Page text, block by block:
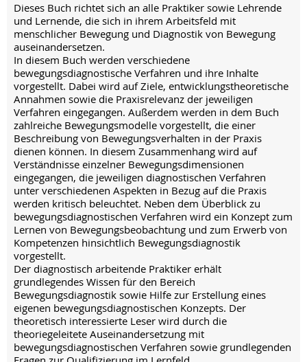
Dieses Buch richtet sich an alle Praktiker sowie Lehrende
und Lernende, die sich in ihrem Arbeitsfeld mit
menschlicher Bewegung und Diagnostik von Bewegung
auseinandersetzen.
In diesem Buch werden verschiedene
bewegungsdiagnostische Verfahren und ihre Inhalte
vorgestellt. Dabei wird auf Ziele, entwicklungstheoretische
Annahmen sowie die Praxisrelevanz der jeweiligen
Verfahren eingegangen. Außerdem werden in dem Buch
zahlreiche Bewegungsmodelle vorgestellt, die einer
Beschreibung von Bewegungsverhalten in der Praxis
dienen können. In diesem Zusammenhang wird auf
Verständnisse einzelner Bewegungsdimensionen
eingegangen, die jeweiligen diagnostischen Verfahren
unter verschiedenen Aspekten in Bezug auf die Praxis
werden kritisch beleuchtet. Neben dem Überblick zu
bewegungsdiagnostischen Verfahren wird ein Konzept zum
Lernen von Bewegungsbeobachtung und zum Erwerb von
Kompetenzen hinsichtlich Bewegungsdiagnostik
vorgestellt.
Der diagnostisch arbeitende Praktiker erhält
grundlegendes Wissen für den Bereich
Bewegungsdiagnostik sowie Hilfe zur Erstellung eines
eigenen bewegungsdiagnostischen Konzepts. Der
theoretisch interessierte Leser wird durch die
theoriegeleitete Auseinandersetzung mit
bewegungsdiagnostischen Verfahren sowie grundlegenden